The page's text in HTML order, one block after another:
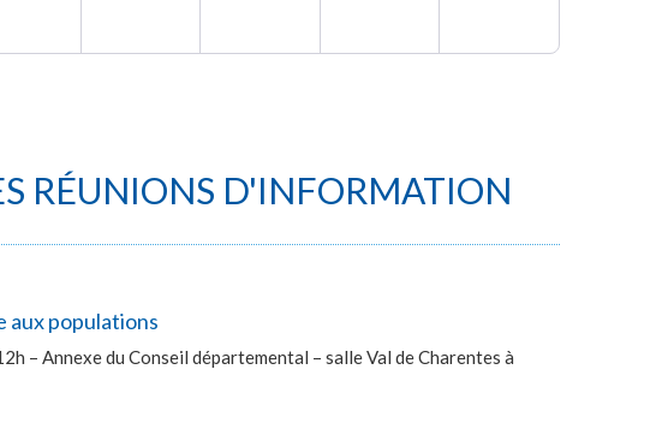
RÉUNIONS D'INFORMATION
aux populations
– Annexe du Conseil départemental – salle Val de Charentes à